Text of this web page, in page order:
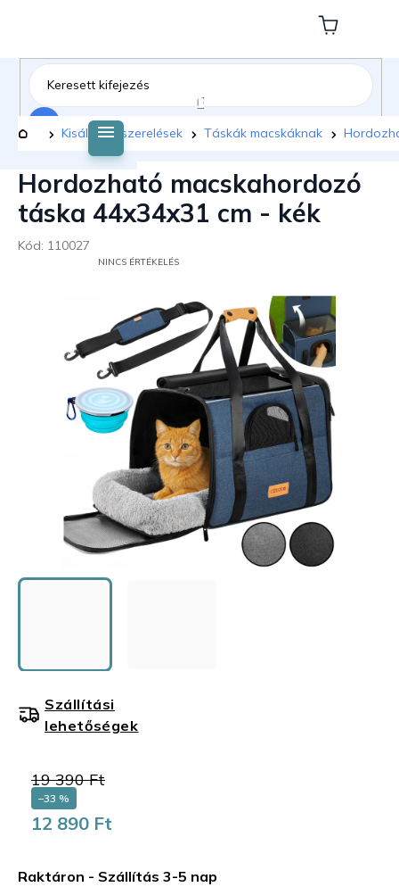
tartalomhoz
Kosár
Kezdőlap
Kisállat felszerelések Táskák macskáknak
Hordozható macskahordozó
táska 44x34x31 cm - kék
Kód: 110027
CSILLAG.
NINCS ÉRTÉKELÉS
19 390 Ft
–33 %
12 890 Ft
Raktáron - Szállítás 3-5 nap
Szállítási
lehetőségek